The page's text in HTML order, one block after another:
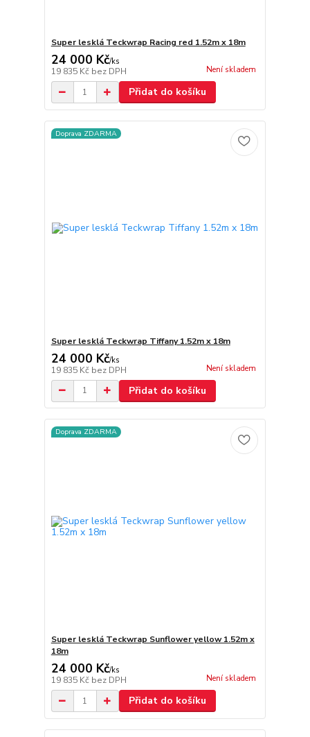
Super lesklá Teckwrap Racing red 1.52m x 18m
24 000 Kč/ks
19 835 Kč bez DPH Není skladem
Přidat do košíku
Doprava ZDARMA
Super lesklá Teckwrap Tiffany 1.52m x 18m
24 000 Kč/ks
19 835 Kč bez DPH Není skladem
Přidat do košíku
Doprava ZDARMA
Super lesklá Teckwrap Sunflower yellow 1.52m x
18m
24 000 Kč/ks
19 835 Kč bez DPH Není skladem
Přidat do košíku